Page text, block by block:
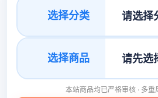
选择分类
选择商品
本站商品均已严格审核 · 多重